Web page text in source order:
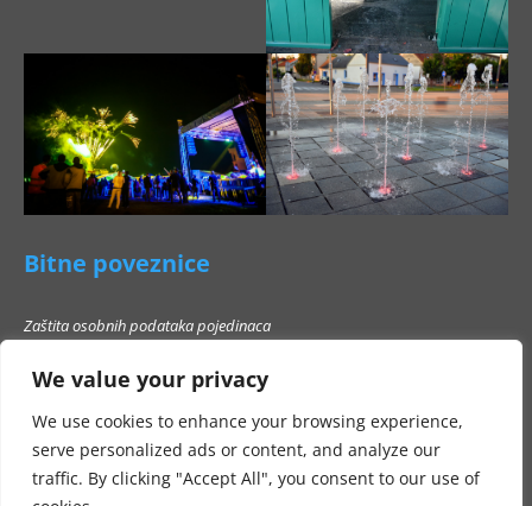
We value your privacy
We use cookies to enhance your browsing experience,
serve personalized ads or content, and analyze our
traffic. By clicking "Accept All", you consent to our use of
Bitne poveznice
Zaštita osobnih podataka pojedinaca
Popis poslovnih subjekata s kojima Grad Beli Manastir ne smije stupati u